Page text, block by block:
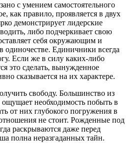
с умением самостоятельного
как правило, проявляется в двух
демонстрирует лидерские
либо подчеркивает свою
себя окружающим и
одиночестве. Единичники всегда
Если же в силу каких-либо
это сделать, вынужденное
сказывается на их характере.
свободу. Большинство из
необходимость побыть в
от них глубокого погружения в
не стоит. Рожденные под
раскрываются даже перед
полна неразгаданных тайн.